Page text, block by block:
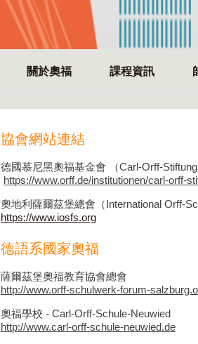
關於奧福 課程資訊
協會網站連結
德國慕尼黑奧福基金會 （Carl-Orff-
https://www.orff.de/institutionen/carl-orff-
奧地利薩爾茲堡總會（International Orff-
https://www.iosfs.org
德語系國家奧福
薩爾茲堡奧福教育協會總會
http://www.orff-schulwerk-forum-
奧福學校 - Carl-Orff-Schule-Neuwied
http://www.carl-orff-schule-neuwied.de